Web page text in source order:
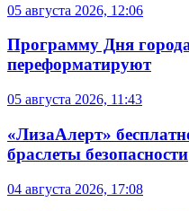
05 августа 2026, 12:06
Программу Дня
переформатируют
05 августа 2026, 11:43
«ЛизаАлерт»
браслеты безопасности
04 августа 2026, 17:08